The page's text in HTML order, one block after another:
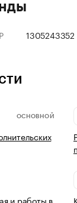
1305243352
ОСНОВНОЙ
и работы в